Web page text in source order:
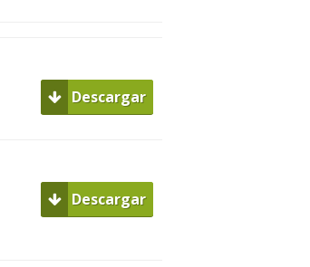
Descargar
Descargar